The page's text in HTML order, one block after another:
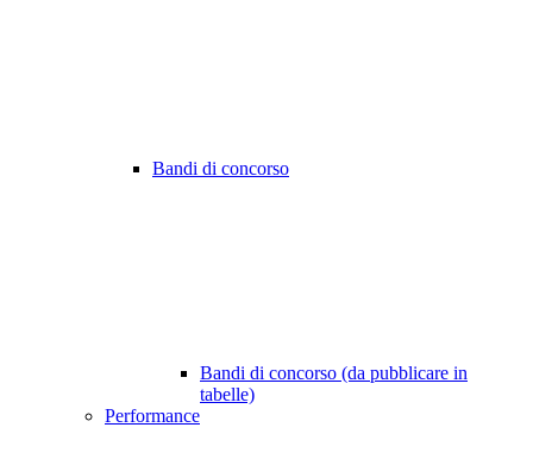
Bandi di concorso
Bandi di concorso (da pubblicare in
tabelle)
Performance